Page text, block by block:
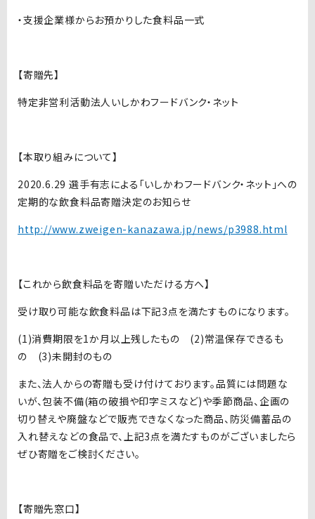
・支援企業様からお預かりした食料品一式
【寄贈先】
特定非営利活動法人いしかわフードバンク・ネット
【本取り組みについて】
2020.6.29 選手有志による「いしかわフードバンク・ネット」への
定期的な飲食料品寄贈決定のお知らせ
http://www.zweigen-kanazawa.jp/news/p3988.html
【これから飲食料品を寄贈いただける方へ】
受け取り可能な飲食料品は下記3点を満たすものになります。
(1)消費期限を1か月以上残したもの (2)常温保存できるも
の (3)未開封のもの
また、法人からの寄贈も受け付けております。品質には問題な
いが、包装不備(箱の破損や印字ミスなど)や季節商品、企画の
切り替えや廃盤などで販売できなくなった商品、防災備蓄品の
入れ替えなどの食品で、上記3点を満たすものがございましたら
ぜひ寄贈をご検討ください。
【寄贈先窓口】